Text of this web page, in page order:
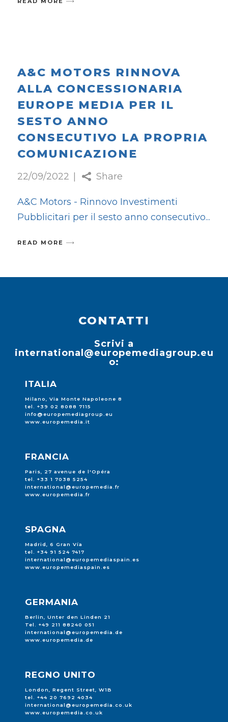
A&C MOTORS RINNOVA
ALLA CONCESSIONARIA
EUROPE MEDIA PER IL
SESTO ANNO
CONSECUTIVO LA PROPRIA
COMUNICAZIONE
22/09/2022 Share
A&C Motors - Rinnovo Investimenti
Pubblicitari per il sesto anno consecutivo
READ MORE
CONTATTI
Scrivi a
international@europemediagroup.eu
o:
ITALIA
Milano, Via Monte Napoleone 8
tel. +39 02 8088 7115
info@europemediagroup.eu
www.europemedia.it
FRANCIA
Paris, 27 avenue de l'Opéra
tel. +33 1 7038 5254
international@europemedia.fr
www.europemedia.fr
SPAGNA
Madrid, 6 Gran Vía
tel. +34 91 524 7417
international@europemediaspain.es
www.europemediaspain.es
GERMANIA
Berlin, Unter den Linden 21
Tel. +49 211 88240 051
international@europemedia.de
www.europemedia.de
REGNO UNITO
London, Regent Street, W1B
tel. +44 20 7692 4034
international@europemedia.co.uk
www.europemedia.co.uk